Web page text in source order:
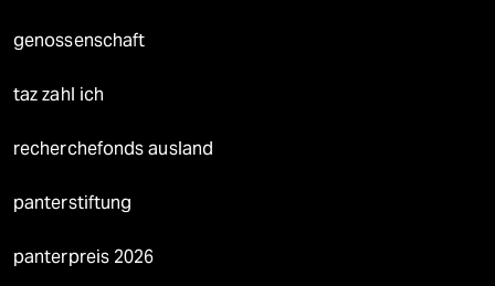
genossenschaft
taz zahl ich
recherchefonds ausland
panterstiftung
panterpreis 2026